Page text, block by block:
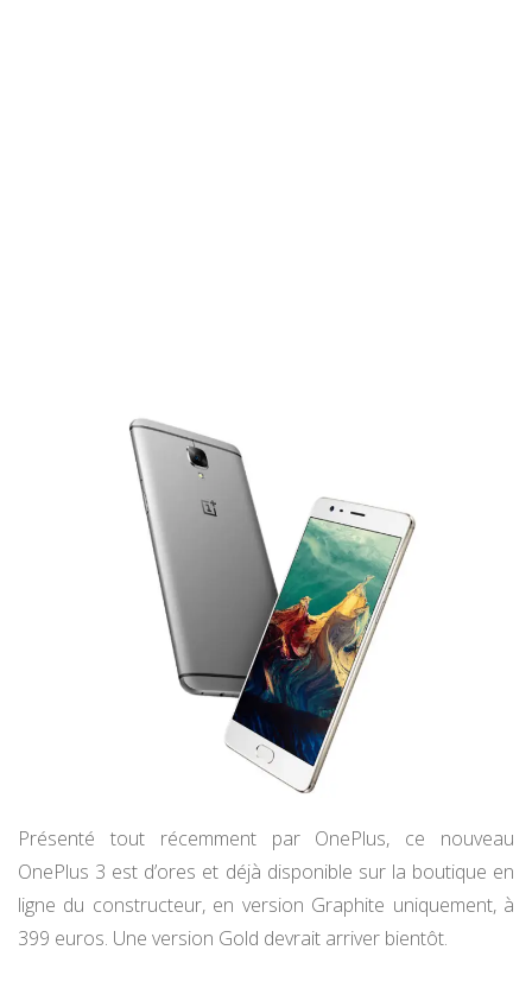
Présenté tout récemment par OnePlus, ce nouveau
OnePlus 3 est d’ores et déjà disponible sur la boutique en
ligne du constructeur, en version Graphite uniquement, à
399 euros. Une version Gold devrait arriver bientôt.